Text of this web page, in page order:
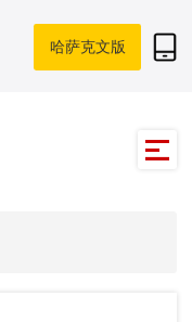
哈萨克文版